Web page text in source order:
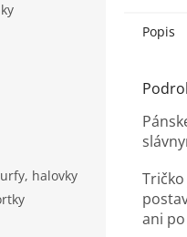
halovky
Popis
ani